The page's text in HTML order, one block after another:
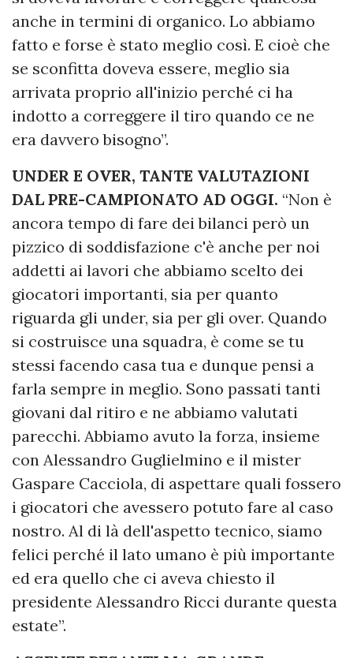
anche in termini di organico. Lo abbiamo
fatto e forse è stato meglio così. E cioè che
se sconfitta doveva essere, meglio sia
arrivata proprio all'inizio perché ci ha
indotto a correggere il tiro quando ce ne
era davvero bisogno”.
UNDER E OVER, TANTE VALUTAZIONI
DAL PRE-CAMPIONATO AD OGGI. “Non è
ancora tempo di fare dei bilanci però un
pizzico di soddisfazione c'è anche per noi
addetti ai lavori che abbiamo scelto dei
giocatori importanti, sia per quanto
riguarda gli under, sia per gli over. Quando
si costruisce una squadra, è come se tu
stessi facendo casa tua e dunque pensi a
farla sempre in meglio. Sono passati tanti
giovani dal ritiro e ne abbiamo valutati
parecchi. Abbiamo avuto la forza, insieme
con Alessandro Guglielmino e il mister
Gaspare Cacciola, di aspettare quali fossero
i giocatori che avessero potuto fare al caso
nostro. Al di là dell'aspetto tecnico, siamo
felici perché il lato umano è più importante
ed era quello che ci aveva chiesto il
presidente Alessandro Ricci durante questa
estate”.